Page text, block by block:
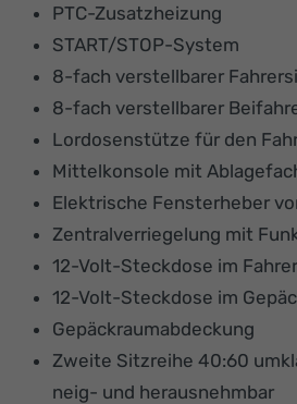
PTC-Zusatzheizung
START/STOP-System
8-fach verstellbarer
8-fach verstellbarer
Lordosenstütze für den
Mittelkonsole mit
Elektrische Fensterheber
Zentralverriegelung mit
12-Volt-Steckdose im
12-Volt-Steckdose im
Gepäckraumabdeckung
Zweite Sitzreihe 40:60
neig- und herausnehmbar